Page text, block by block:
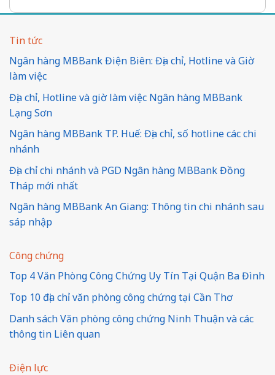
Tin tức
Ngân hàng MBBank Điện Biên: Địa chỉ, Hotline và Giờ
làm việc
Địa chỉ, Hotline và giờ làm việc Ngân hàng MBBank
Lạng Sơn
Ngân hàng MBBank TP. Huế: Địa chỉ, số hotline các chi
nhánh
Địa chỉ chi nhánh và PGD Ngân hàng MBBank Đồng
Tháp mới nhất
Ngân hàng MBBank An Giang: Thông tin chi nhánh sau
sáp nhập
Công chứng
Top 4 Văn Phòng Công Chứng Uy Tín Tại Quận Ba Đình
Top 10 địa chỉ văn phòng công chứng tại Cần Thơ
Danh sách Văn phòng công chứng Ninh Thuận và các
thông tin Liên quan
Điện lực